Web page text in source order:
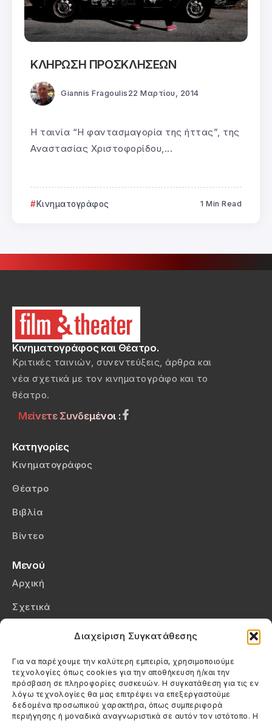
Διαχείριση Συγκατάθεσης
Για να παρέχουμε την καλύτερη εμπειρία, χρησιμοποιούμε
τεχνολογίες όπως cookies για την αποθήκευση ή/και την
πρόσβαση σε πληροφορίες συσκευών. Η συγκατάθεση για τις εν
λόγω τεχνολογίες θα μας επιτρέψει να επεξεργαστούμε
δεδομένα προσωπικού χαρακτήρα, όπως συμπεριφορά
περιήγησης ή μοναδικά αναγνωριστικά σε αυτόν τον ιστότοπο. Η
ΚΛΗΡΩΣΗ ΠΡΟΣΚΛΗΣΕΩΝ
Giannis Fragoulis 22 Μαρτίου, 2014
Η ταινία “Η φαντασμαγορία της ήττας”, της
Αναστασίας Χριστοφορίδου,...
Κινηματογράφος 1 Min Read
Κινηματογράφος και Θέατρο.
Κριτικές ταινιών, συνεντεύξεις, άρθρα και
νέα σχετικά με τον κινηματογράφο και το
θέατρο.
Μείνετε Συνδεμένοι :
Κατηγορίες
Κινηματογράφος
Θέατρο
Βιβλία
Βίντεο
Μενού
Αρχική
Σχετικά
Πολιτική Cookies (ΕΕ)
Στοιχεία Επικοινωνίας
Καλεσέ μας